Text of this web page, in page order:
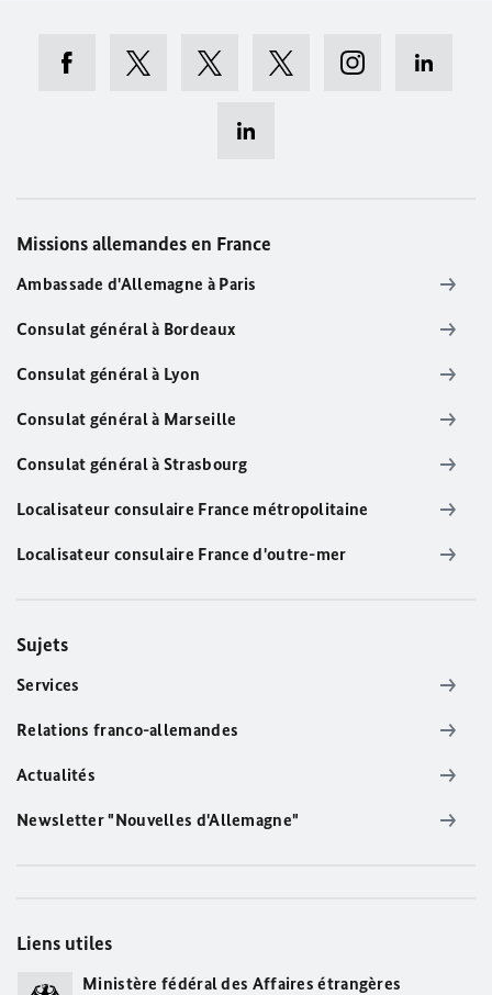
Missions allemandes en France
Ambassade d'Allemagne à Paris
Consulat général à Bordeaux
Consulat général à Lyon
Consulat général à Marseille
Consulat général à Strasbourg
Localisateur consulaire France métropolitaine
Localisateur consulaire France d'outre-mer
Sujets
Services
Relations franco-allemandes
Actualités
Newsletter "Nouvelles d'Allemagne"
Liens utiles
Ministère fédéral des Affaires étrangères